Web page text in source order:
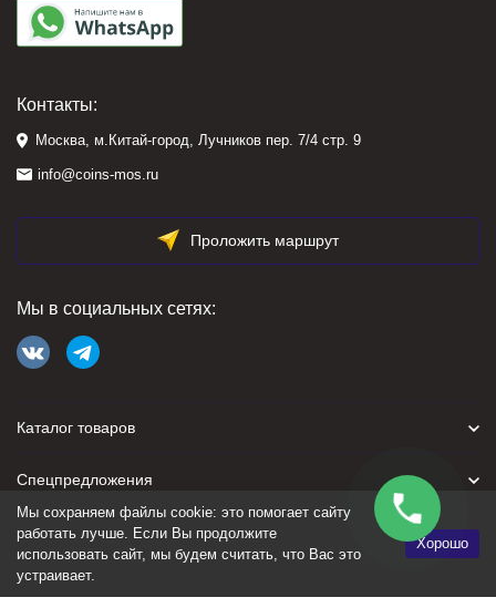
Контакты:
Москва, м.Китай-город, Лучников пер. 7/4 стр. 9
info@coins-mos.ru
Проложить маршрут
Мы в социальных сетях:
Каталог товаров
Спецпредложения
Для покупателя
Политика персональных данных
Мы сохраняем файлы cookie: это помогает сайту
работать лучше. Если Вы продолжите
использовать сайт, мы будем считать, что Вас это
устраивает.
Хорошо